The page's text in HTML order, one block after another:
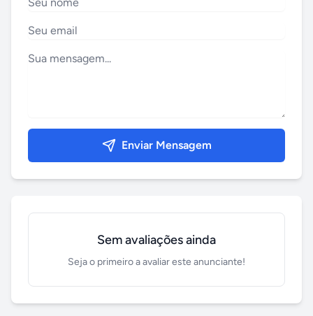
Enviar Mensagem
Sem avaliações ainda
Seja o primeiro a avaliar este anunciante!